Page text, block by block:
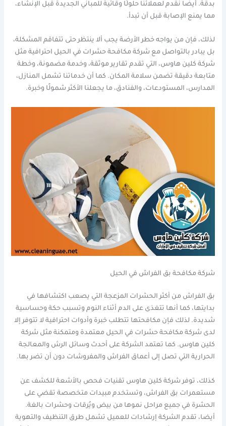
بدقة. أيضا نقدم لعملائنا حلولًا وقائية للمباني الجديدة قبل الإنشاء،
مما يمنع الإصابة قبل أن تبدأ.
لذلك، فإن من يواجه خطر الأرضة يجب ألا ينتظر حتى تتفاقم المشكلة،
بل يبادر بالتواصل مع شركة مكافحة حشرات في الحيل احترافية مثل
شركة كلين هاوس، التي تقدم تقارير موثقة، وخدمة مضمونة، وخطة
متابعة دقيقة تضمن سلامة المكان. كما أن خدماتنا تشمل المنازل،
المدارس، المستودعات، والفنادق، ما يجعلنا الأكثر شمولًا وخبرة.
شركة مكافحة بق الفراش في الحيل
بق الفراش من أكثر الحشرات المزعجة التي يصعب اكتشافها في
بدايتها، كما أنها تتغذى على الدم أثناء النوم وتسبب حكة وحساسية
شديدة. لذلك فإن مكافحتها تتطلب خبرة وأدوات احترافية لا تتوفر إلا
لدى شركة مكافحة حشرات في الحيل معتمدة ومتمكنة مثل شركة
كلين هاوس. كما تعتمد الشركة على أحدث وسائل الرش والمعالجة
الحرارية التي تصل إلى أعماق الفراش والمفروشات دون أن تضر بها.
كذلك، توفر شركة كلين هاوس تقنيات فحص بالأشعة للكشف عن
مستعمرات بق الفراش، وتستخدم مبيدات متخصصة تقضي على
الحشرة في جميع مراحل نموها من بيض ويُرقات وحشرات بالغة.
أيضا، تقدم الشركة إرشادات للعميل تشمل طرق التنظيف والتهوية